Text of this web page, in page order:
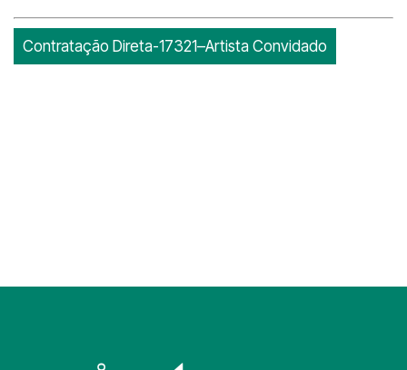
Contratação Direta-17321–Artista Convidado